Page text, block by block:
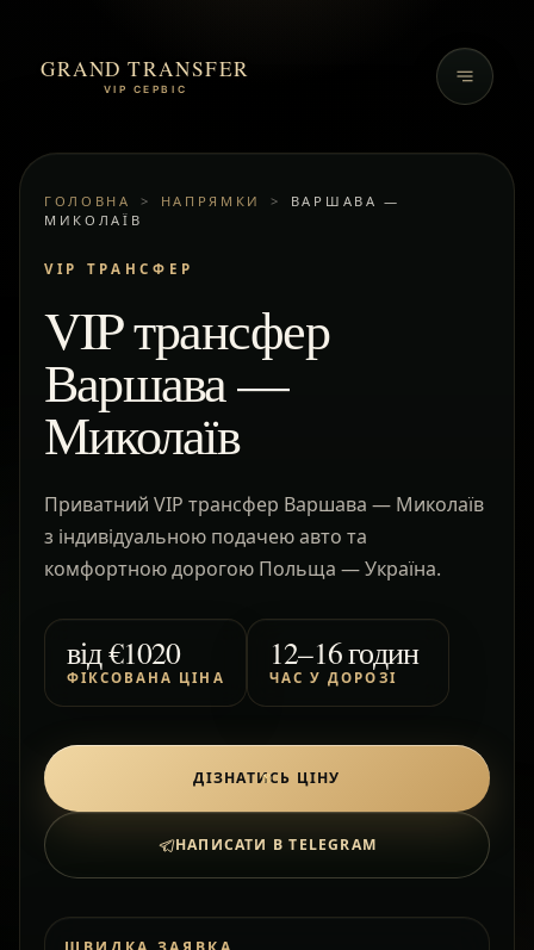
GRAND TRANSFER
VIP СЕРВІС
ГОЛОВНА > НАПРЯМКИ >
ВАРШАВА —
МИКОЛАЇВ
VIP ТРАНСФЕР
VIP трансфер
Варшава —
Миколаїв
Приватний VIP трансфер Варшава — Миколаїв
з індивідуальною подачею авто та
комфортною дорогою Польща — Україна.
від€1020
ФІКСОВАНА ЦІНА
12–16 годин
ЧАС У ДОРОЗІ
ДІЗНАТИСЬ ЦІНУ
НАПИСАТИ В TELEGRAM